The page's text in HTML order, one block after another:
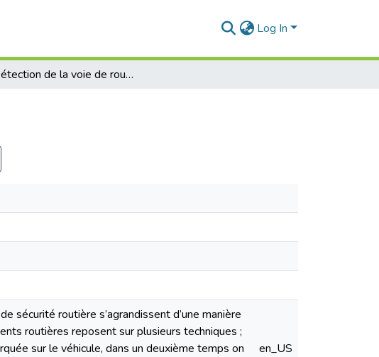
Log In
Détection de la voie de roulement
sécurité routière s’agrandissent d’une manière
routières reposent sur plusieurs techniques ;
sur le véhicule, dans un deuxième temps on
en_US